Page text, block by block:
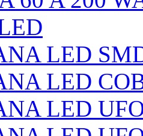
LED
LED
LED